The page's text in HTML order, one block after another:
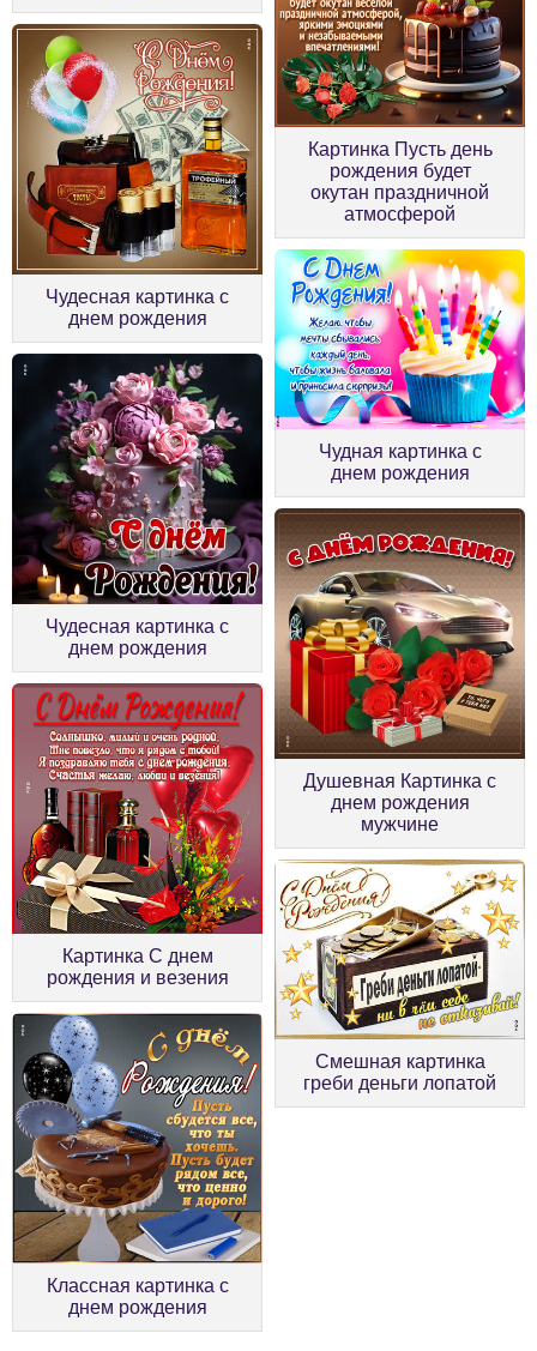
Чудесная картинка с
днем рождения
Картинка Пусть день
рождения будет
окутан праздничной
атмосферой
Чудесная картинка с
днем рождения
Чудная картинка с
днем рождения
Картинка С днем
рождения и везения
Душевная Картинка с
днем рождения
мужчине
Классная картинка с
днем рождения
Смешная картинка
греби деньги лопатой